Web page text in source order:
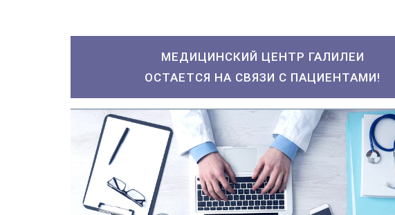
МЕДИЦИНСКИЙ ЦЕНТР ГАЛИЛЕИ
ОСТАЕТСЯ НА СВЯЗИ С ПАЦИЕНТАМИ!